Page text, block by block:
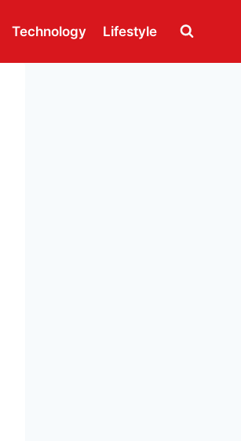
Technology Lifestyle